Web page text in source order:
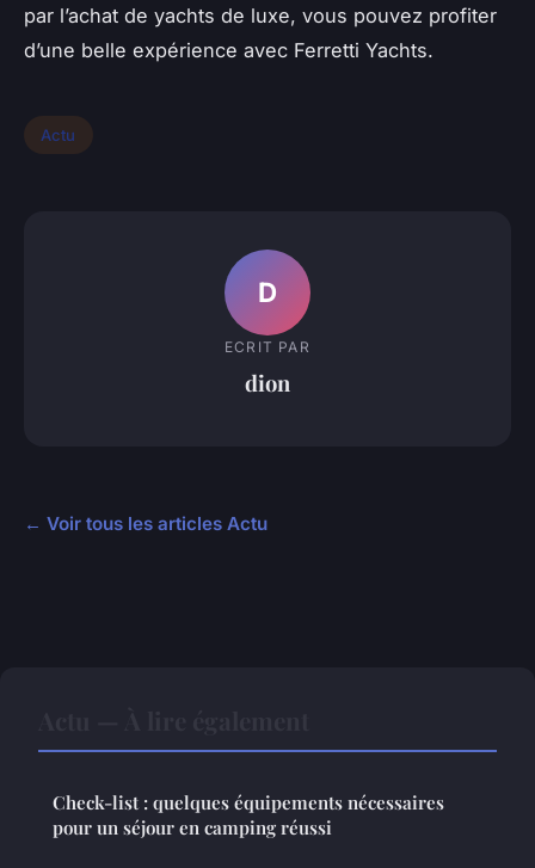
par l’achat de yachts de luxe, vous pouvez profiter
d’une belle expérience avec Ferretti Yachts.
Actu
D
ECRIT PAR
dion
← Voir tous les articles Actu
Check-list : quelques équipements nécessaires
pour un séjour en camping réussi